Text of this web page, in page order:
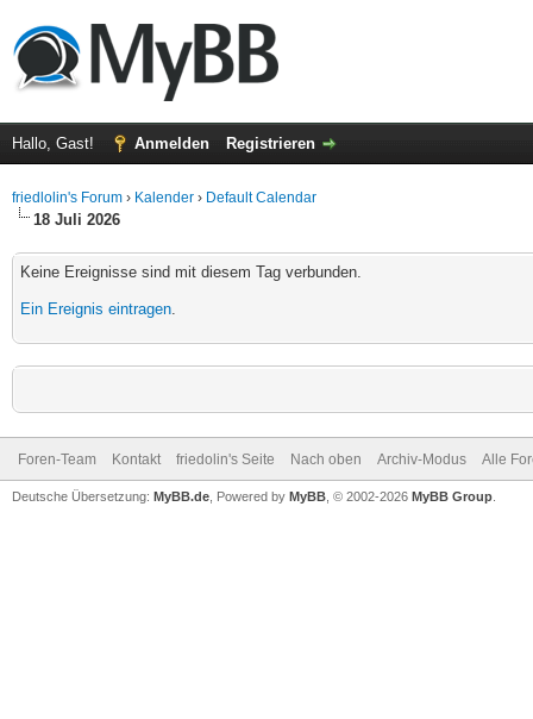
Hallo, Gast! Anmelden Registrieren
friedlolin's Forum › Kalender › Default Calendar
18 Juli 2026
Keine Ereignisse sind mit diesem Tag verbunden.
Ein Ereignis eintragen.
Foren-Team Kontakt friedolin's Seite Nach oben Archiv-Modus Alle
Deutsche Übersetzung: MyBB.de , Powered by MyBB , © 2002-2026 MyBB Group